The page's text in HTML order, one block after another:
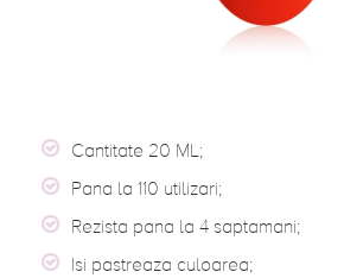
Cantitate 20 ML;
Pana la 110 utilizari;
Rezista pana la 4 saptamani;
Isi pastreaza culoarea;